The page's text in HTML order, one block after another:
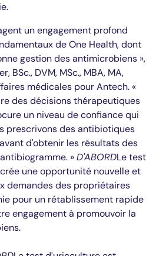
un engagement profond
de One Health, dont
gestion des antimicrobiens »,
BSc., DVM, MSc., MBA, MA,
médicales pour Antech. «
des décisions thérapeutiques
un niveau de confiance qui
prescrivons des antibiotiques
d'obtenir les résultats des
»D'ABORDLe test
une opportunité nouvelle et
demandes des propriétaires
pour un rétablissement rapide
engagement à promouvoir la